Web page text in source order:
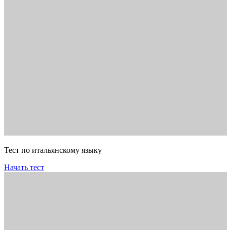
Тест по итальянскому языку
Начать тест